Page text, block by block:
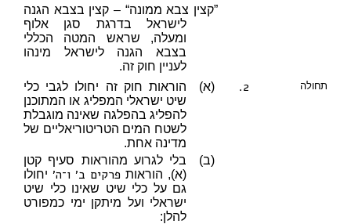
”קצין צבא ממונה“ – קצין בצבא הגנה
לישראל בדרגת סגן אלוף
ומעלה, שראש המטה הכללי
בצבא הגנה לישראל מינהו
לעניין חוק זה.
2. תחולה (א)
הוראות חוק זה יחולו לגבי כלי
שיט ישראלי המפליג או המתוכנן
להפליג בהפלגה שאינה מוגבלת
לשטח המים הטריטוריאליים של
מדינה אחת.
(ב)
בלי לגרוע מהוראות סעיף קטן
(א), הוראות פרקים ב׳ ו־ה׳ יחולו
גם על כלי שיט שאינו כלי שיט
ישראלי ועל מיתקן ימי כמפורט
להלן: